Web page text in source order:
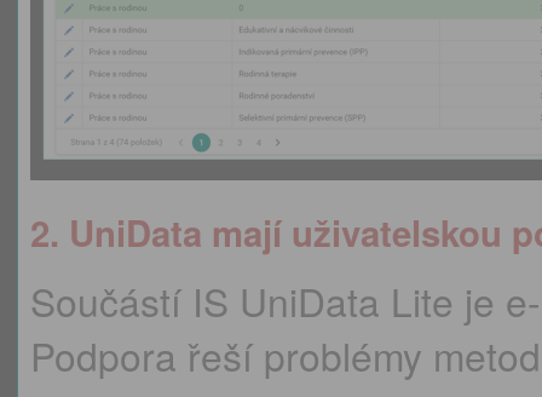
2. UniData mají uživatelskou
Součástí IS UniData Lite je
Podpora řeší problémy